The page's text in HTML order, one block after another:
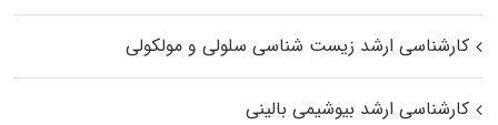
کارشناسی ارشد زیست شناسی سلولی و مولکولی
کارشناسی ارشد بیوشیمی بالینی